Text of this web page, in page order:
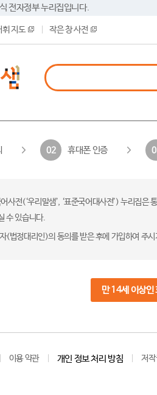
전자정부 누리집입니다.
휘 지도 작은 창 사전
02 휴대폰 인증
사전(‘우리말샘’, ‘표준국어대사전’) 누리집
수 있습니다.
(법정대리인)의 동의를 받은 후에 가입하여 주
만 14세 이상인
이용 약관 개인 정보 처리 방침 저